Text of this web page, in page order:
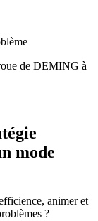
de DEMING à
mode
animer et
?